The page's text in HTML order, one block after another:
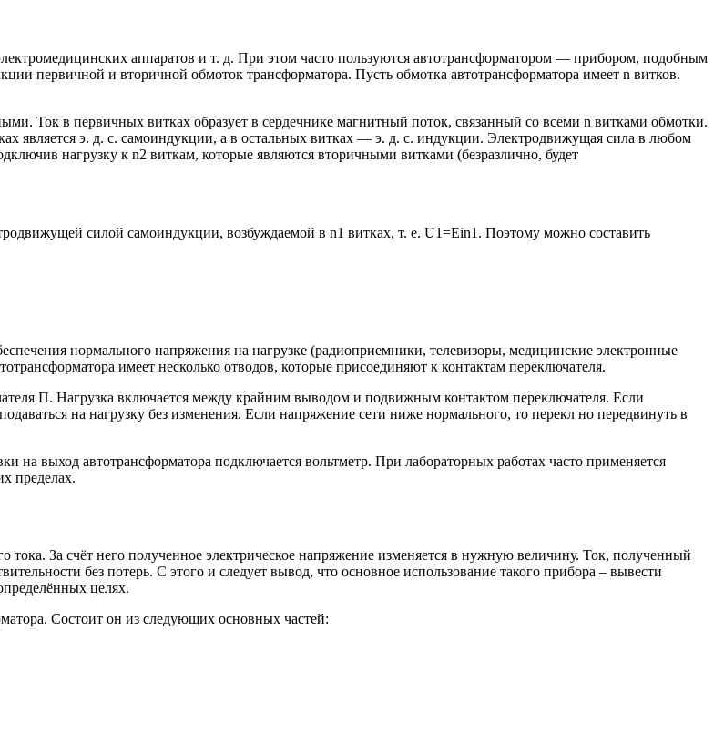
аппаратов и т. д. При этом часто пользуются автотрансформатором — прибором, подобным
первичной и вторичной обмоток трансформатора. Пусть обмотка автотрансформатора имеет n витков.
Ток в первичных витках образует в сердечнике магнитный поток, связанный со всеми n витками обмотки.
является э. д. с. самоиндукции, а в остальных витках — э. д. с. индукции. Электродвижущая сила в любом
нагрузку к n2 виткам, которые являются вторичными витками (безразлично, будет
силой самоиндукции, возбуждаемой в n1 витках, т. е. U1=Ein1. Поэтому можно составить
нормального напряжения на нагрузке (радиоприемники, телевизоры, медицинские электронные
имеет несколько отводов, которые присоединяют к контактам переключателя.
П. Нагрузка включается между крайним выводом и подвижным контактом переключателя. Если
на нагрузку без изменения. Если напряжение сети ниже нормального, то перекл но передвинуть в
выход автотрансформатора подключается вольтметр. При лабораторных работах часто применяется
пределах.
За счёт него полученное электрическое напряжение изменяется в нужную величину. Ток, полученный
без потерь. С этого и следует вывод, что основное использование такого прибора – вывести
целях.
Состоит он из следующих основных частей: